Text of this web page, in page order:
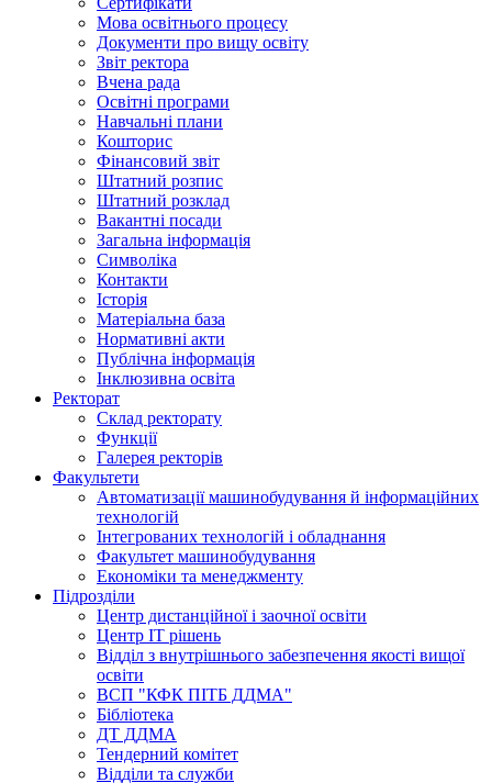
Мова освітнього процесу
Документи про вищу освіту
Звіт ректора
Вчена рада
Освітні програми
Навчальні плани
Кошторис
Фінансовий звіт
Штатний розпис
Штатний розклад
Вакантні посади
Загальна інформація
Символіка
Контакти
Історія
Матеріальна база
Нормативні акти
Публічна інформація
Інклюзивна освіта
Ректорат
Склад ректорату
Функції
Галерея ректорів
Факультети
Автоматизації машинобудування й інформаційних
технологій
Інтегрованих технологій і обладнання
Факультет машинобудування
Економіки та менеджменту
Підрозділи
Центр дистанційної і заочної освіти
Центр ІТ рішень
Відділ з внутрішнього забезпечення якості вищої
освіти
ВСП "КФК ПІТБ ДДМА"
Бібліотека
ДТ ДДМА
Тендерний комітет
Відділи та служби